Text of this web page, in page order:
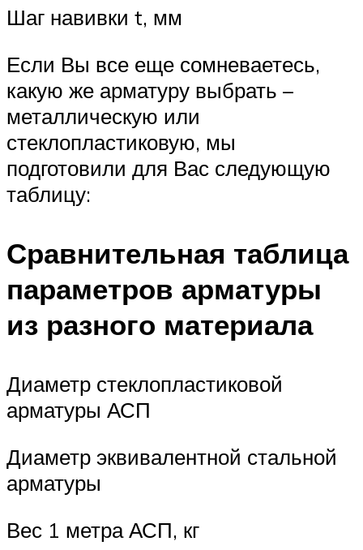
Шаг навивки t, мм
Если Вы все еще сомневаетесь,
какую же арматуру выбрать –
металлическую или
стеклопластиковую, мы
подготовили для Вас следующую
таблицу:
Сравнительная таблица
параметров арматуры
из разного материала
Диаметр стеклопластиковой
арматуры АСП
Диаметр эквивалентной стальной
арматуры
Вес 1 метра АСП, кг